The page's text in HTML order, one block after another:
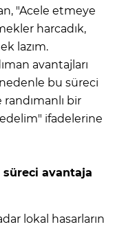
"Acele etmeye
harcadık,
lazım.
avantajları
bu süreci
bir
ifadelerine
süreci avantaja
lokal hasarların